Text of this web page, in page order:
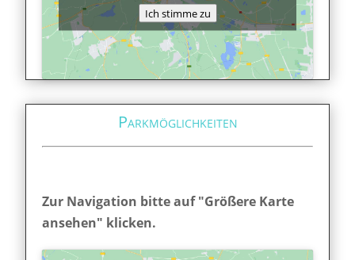
Ich stimme zu
Parkmöglichkeiten
Zur Navigation bitte auf "Größere Karte
ansehen" klicken.